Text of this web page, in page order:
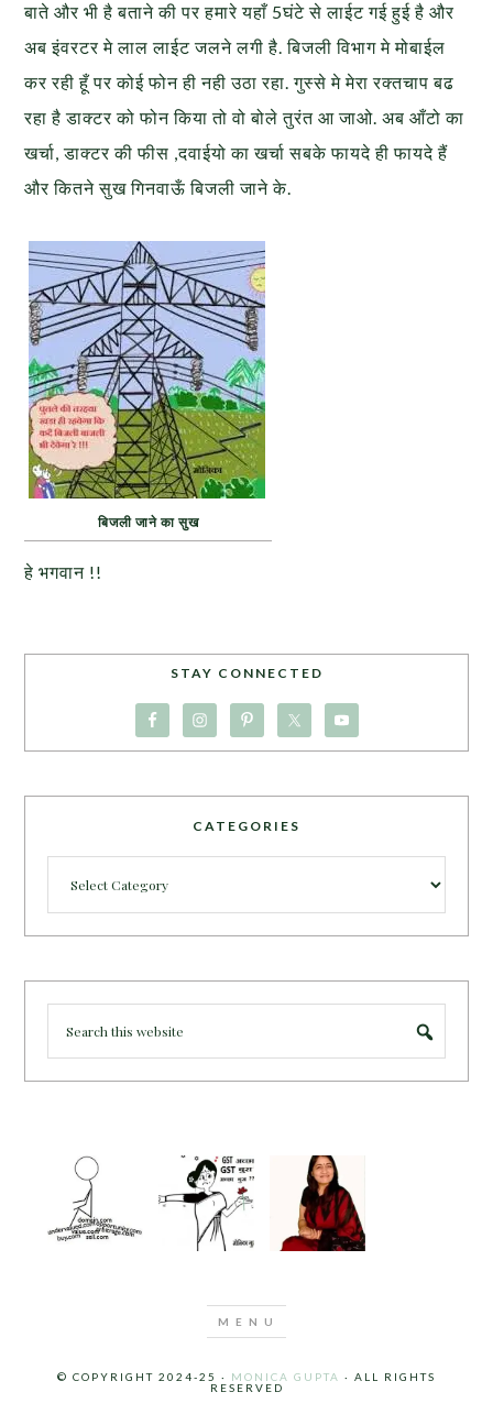
बाते और भी है बताने की पर हमारे यहाँ 5घंटे से लाईट गई हुई है और
अब इंवरटर मे लाल लाईट जलने लगी है. बिजली विभाग मे मोबाईल
कर रही हूँ पर कोई फोन ही नही उठा रहा. गुस्से मे मेरा रक्तचाप बढ
रहा है डाक्टर को फोन किया तो वो बोले तुरंत आ जाओ. अब आँटो का
खर्चा, डाक्टर की फीस ,दवाईयो का खर्चा सबके फायदे ही फायदे हैं
और कितने सुख गिनवाऊँ बिजली जाने के.
बिजली जाने का सुख
हे भगवान !!
STAY CONNECTED
CATEGORIES
© COPYRIGHT 2024-25 · MONICA GUPTA · ALL RIGHTS
RESERVED